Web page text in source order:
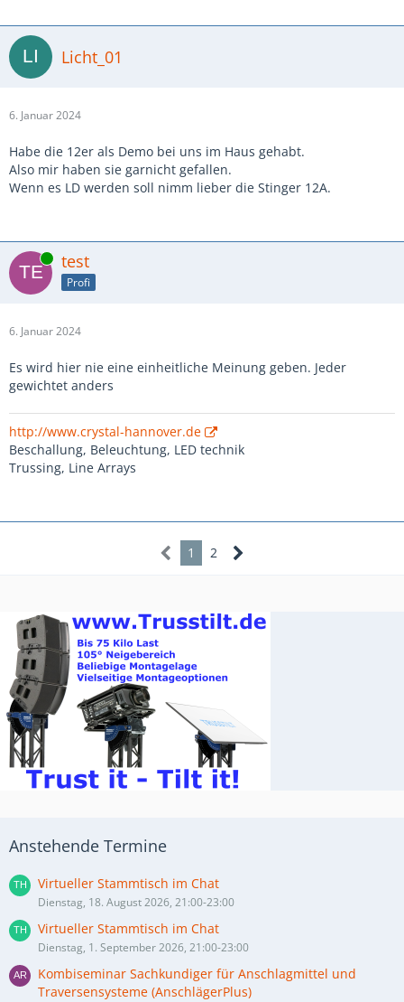
Licht_01
6. Januar 2024
Habe die 12er als Demo bei uns im Haus gehabt.
Also mir haben sie garnicht gefallen.
Wenn es LD werden soll nimm lieber die Stinger 12A.
Online test
Profi
6. Januar 2024
Es wird hier nie eine einheitliche Meinung geben. Jeder
gewichtet anders
http://www.crystal-hannover.de
Beschallung, Beleuchtung, LED technik
Trussing, Line Arrays
1 2
Anstehende Termine
Virtueller Stammtisch im Chat
Dienstag, 18. August 2026, 21:00-23:00
Virtueller Stammtisch im Chat
Dienstag, 1. September 2026, 21:00-23:00
Kombiseminar Sachkundiger für Anschlagmittel und
Traversensysteme (AnschlägerPlus)